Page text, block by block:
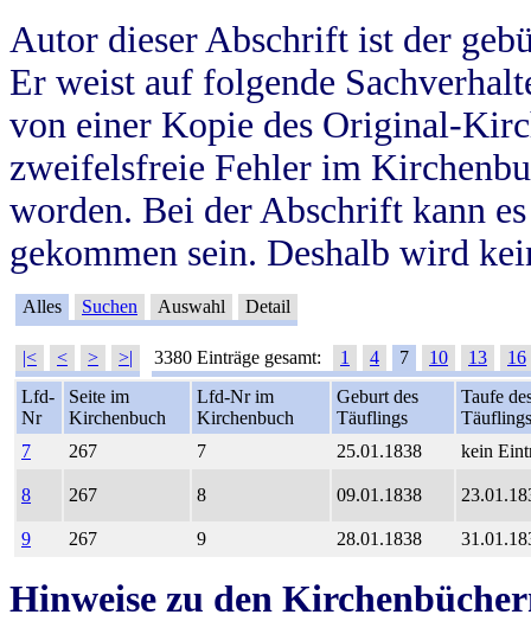
Autor dieser Abschrift ist der
Er weist auf folgende
von einer Kopie des Original-
zweifelsfreie Fehler im
worden. Bei der Abschrift kann
gekommen sein. Deshalb wird
Alles Suchen Auswahl Detail
|< < > >| 3380 Einträge gesamt: 1 4 7 10 13
16
Lfd-
Nr
Seite im
Kirchenbuch
Lfd-Nr im
Kirchenbuch
Geburt des
Täuflings
Taufe
Täuflings
7
267 7 25.01.1838 kein
8 267 8 09.01.1838
9 267 9 28.01.1838
Hinweise zu den